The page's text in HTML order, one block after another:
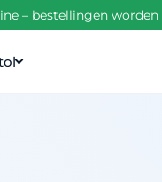
– bestellingen